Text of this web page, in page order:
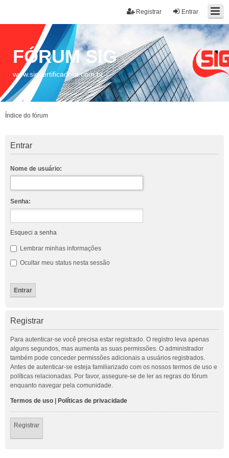
Entrar
Registrar
FÓRUM SIG
www.sigcertificadora.com.br
Índice do fórum
Entrar
Nome de usuário:
Senha:
Esqueci a senha
Lembrar minhas informações
Ocultar meu status nesta sessão
Registrar
Para autenticar-se você precisa estar registrado. O registro leva apenas
alguns segundos, mas aumenta as suas permissões. O administrador
também pode conceder permissões adicionais a usuários registrados.
Antes de autenticar-se esteja familiarizado com os nossos termos de uso e
políticas relacionadas. Por favor, assegure-se de ler as regras do fórum
enquanto navegar pela comunidade.
Termos de uso Políticas de privacidade
Registrar